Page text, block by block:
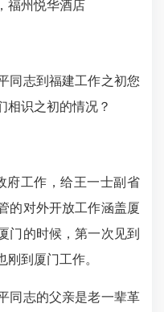
州悦华酒店
志到福建工作之初您
相识之初的情况？
工作，给王一士副省
的对外开放工作涵盖厦
门的时候，第一次见到
到厦门工作。
志的父亲是老一辈革